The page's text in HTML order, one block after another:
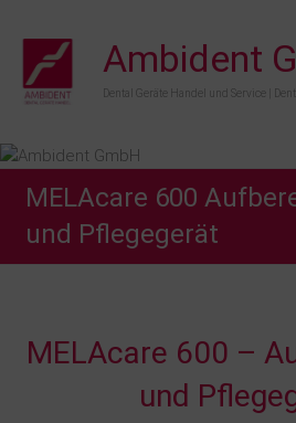
Ambident
Dental Geräte Handel und Service |
MELAcare 600
und Pflegegerät
MELAcare 600 –
und